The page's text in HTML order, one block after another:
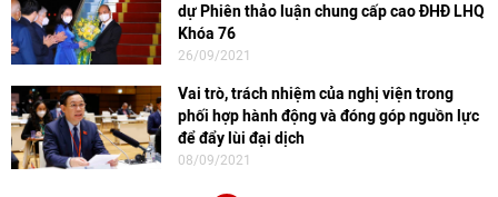
dự Phiên thảo luận chung cấp cao ĐHĐ LHQ
Khóa 76
26/09/2021
Vai trò, trách nhiệm của nghị viện trong
phối hợp hành động và đóng góp nguồn lực
để đẩy lùi đại dịch
08/09/2021